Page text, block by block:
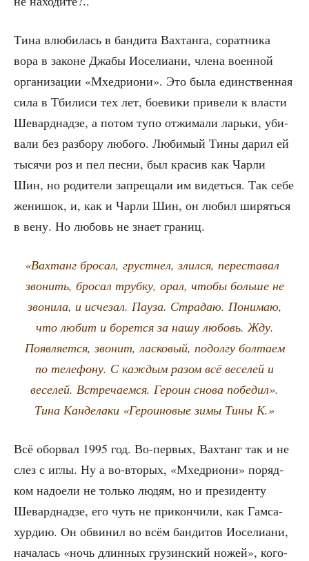
Тина влю­би­лась в бан­ди­та Вах­тан­га, сорат­ни­ка
вора в законе Джа­бы Иосе­ли­а­ни, чле­на воен­ной
орга­ни­за­ции «Мхед­ри­о­ни». Это была един­ствен­ная
сила в Тби­ли­си тех лет, бое­ви­ки при­ве­ли к вла­сти
Шевард­над­зе, а потом тупо отжи­ма­ли ларь­ки, уби­
ва­ли без раз­бо­ру любо­го. Люби­мый Тины дарил ей
тыся­чи роз и пел пес­ни, был кра­сив как Чар­ли
Шин, но роди­те­ли запре­ща­ли им видеть­ся. Так себе
жени­шок, и, как и Чар­ли Шин, он любил ширять­ся
в вену. Но любовь не зна­ет границ.
«Вах­танг бро­сал, груст­нел, злил­ся, пере­ста­вал
зво­нить, бро­сал труб­ку, орал, что­бы боль­ше не
зво­ни­ла, и исче­зал. Пау­за. Стра­даю. Пони­маю,
что любит и борет­ся за нашу любовь. Жду.
Появ­ля­ет­ся, зво­нит, лас­ко­вый, подол­гу бол­та­ем
по теле­фо­ну. С каж­дым разом всё весе­лей и
весе­лей. Встре­ча­ем­ся. Геро­ин сно­ва победил».
Тина Кан­де­ла­ки «Геро­и­но­вые зимы Тины К.»
Всё обо­рвал 1995 год. Во-пер­вых, Вах­танг так и не
слез с иглы. Ну а во-вто­рых, «Мхед­ри­о­ни» поряд­
ком надо­е­ли не толь­ко людям, но и пре­зи­ден­ту
Шевард­над­зе, его чуть не при­кон­чи­ли, как Гам­са­
хур­дию. Он обви­нил во всём бан­ди­тов Иосе­ли­а­ни,
нача­лась «ночь длин­ных гру­зин­ский ножей», кого-